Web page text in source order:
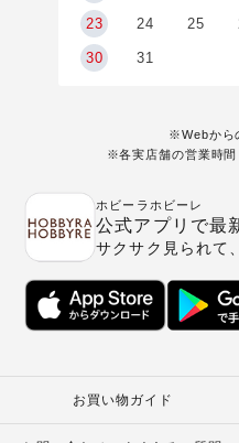
23 24 25
30 31
※Webから
※各実店舗の営業時間
ホビーラホビーレ
公式アプリで最
サクサク見られて
お買い物ガイド